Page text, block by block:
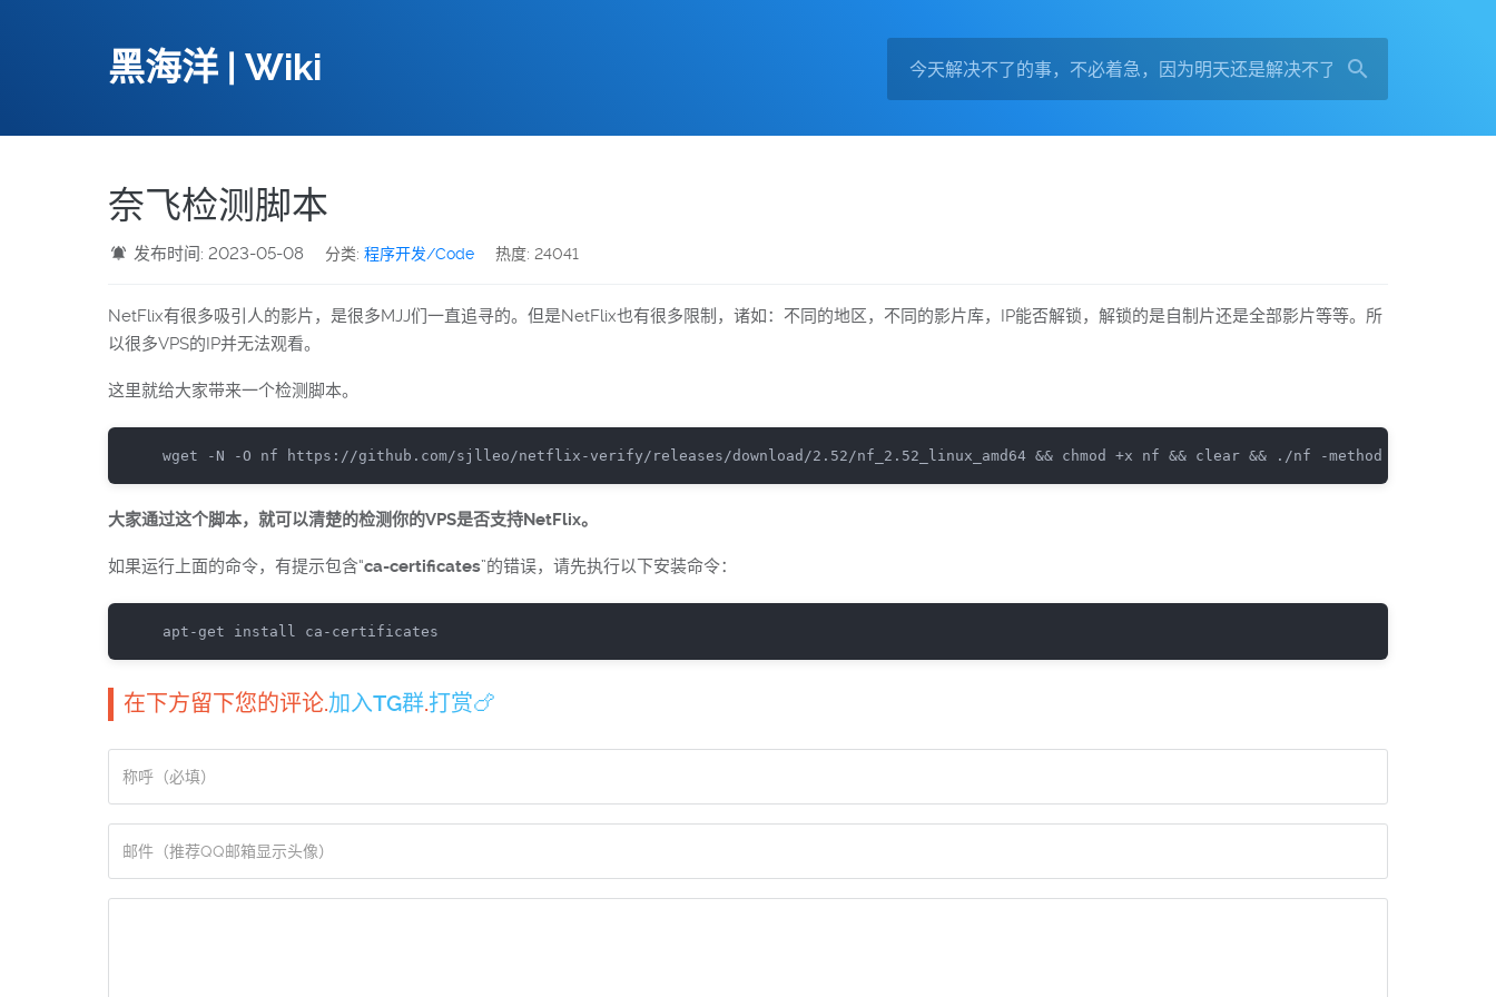
黑海洋 | Wiki
奈飞检测脚本
发布时间: 2023-05-08 分类:程序开发/Code 热度: 24041
NetFlix有很多吸引人的影片，是很多MJJ们一直追寻的。但是NetFlix也有很多限制，诸如：不同的地区，不同的影片库，IP能否解锁，解锁的是自制片还是全部影片等等。所
以很多VPS的IP并无法观看。
这里就给大家带来一个检测脚本。
wget - N -O nf https : //github.com/sjlleo/netflix-verify/releases/download/2.52/nf_2.52_linux_amd64 && chmod +x nf && clear && ./nf -method full
大家通过这个脚本，就可以清楚的检测你的VPS是否支持NetFlix。
如果运行上面的命令，有提示包含“ca-certificates”的错误，请先执行以下安装命令：
apt -get install ca - certificates
在下方留下您的评论.加入TG群.打赏🍗